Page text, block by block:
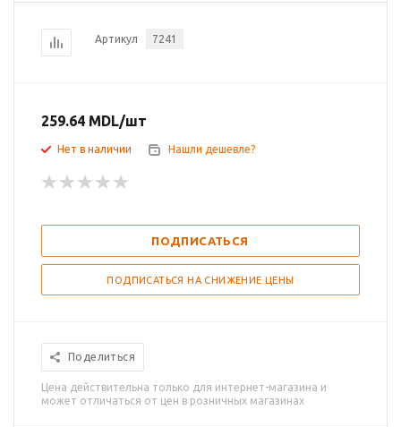
Артикул 7241
259.64 MDL/шт
Нет в наличии Нашли дешевле?
ПОДПИСАТЬСЯ
ПОДПИСАТЬСЯ НА СНИЖЕНИЕ ЦЕНЫ
Поделиться
Цена действительна только для интернет-магазина и
может отличаться от цен в розничных магазинах